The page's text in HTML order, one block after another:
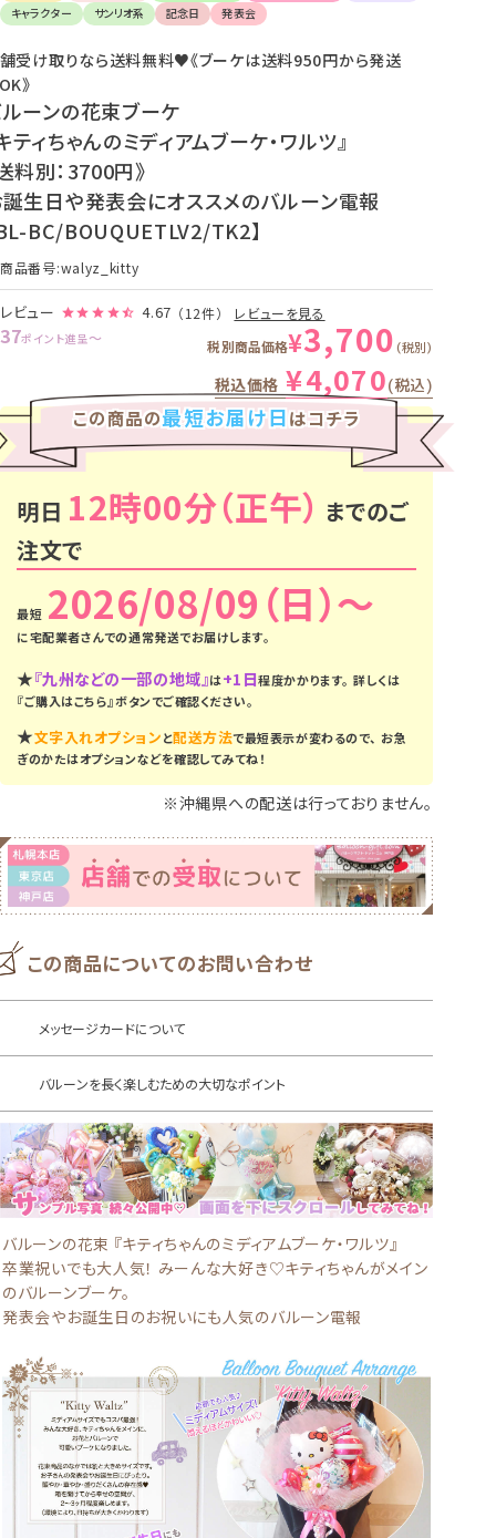
キャラクター
サンリオ系 記念日 発表会
受け取りなら送料無料♥《ブーケは送料950円から発送
》
ーンの花束ブーケ
ティちゃんのミディアムブーケ・ワルツ』
料別：3700円》
生日や発表会にオススメのバルーン電報
BC/BOUQUETLV2/TK2】
商品番号 walyz_kitty
レビュー 4.67 （12件） レビューを見る
37ポイント進呈〜 税別商品価格¥3,700 税別
税込価格 ¥4,070 税込
この商品の最短お届け日はコチラ
明日 12時00分
までのご
注文で
2026/08/09（日）
に宅配業者さんでの通常発送でお届けします。
★『九州などの一部の地域』は+1日程度かかります。 詳しくは
『ご購入はこちら』ボタンでご確認ください。
★文字入れオプションと配送方法で最短表示が変わるので、 お急
ぎのかたはオプションなどを確認してみてね！
※沖縄県への配送は行っておりません。
この商品についてのお問い合わせ
メッセージカードについて
バルーンを長く楽しむための大切なポイント
バルーンの花束 『キティちゃんのミディアムブーケ・ワルツ』
卒業祝いでも大人気！ みーんな大好き♡キティちゃんがメイン
のバルーンブーケ。
発表会やお誕生日のお祝いにも人気のバルーン電報